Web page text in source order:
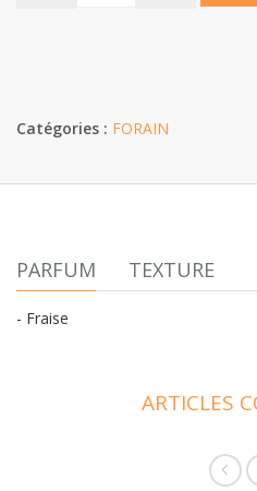
Catégories : FORAIN
PARFUM TEXTURE
- Fraise
ARTICLES